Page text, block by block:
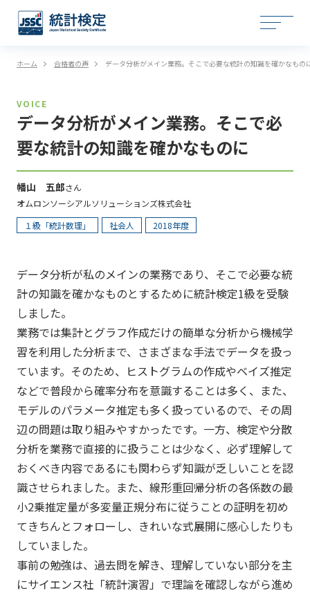
ホーム 合格者の声 データ分析がメイン業務。そこで必要な統計の知識を確かなもの
VOICE
データ分析がメイン業務。そこで必
要な統計の知識を確かなものに
幡山 五郎さん
オムロンソーシアルソリューションズ株式会社
１級「統計数理」
社会人 2018年度
データ分析が私のメインの業務であり、そこで必要な統
計の知識を確かなものとするために統計検定1級を受験
しました。
業務では集計とグラフ作成だけの簡単な分析から機械学
習を利用した分析まで、さまざまな手法でデータを扱っ
ています。そのため、ヒストグラムの作成やベイズ推定
などで普段から確率分布を意識することは多く、また、
モデルのパラメータ推定も多く扱っているので、その周
辺の問題は取り組みやすかったです。一方、検定や分散
分析を業務で直接的に扱うことは少なく、必ず理解して
おくべき内容であるにも関わらず知識が乏しいことを認
識させられました。また、線形重回帰分析の各係数の最
小2乗推定量が多変量正規分布に従うことの証明を初め
てきちんとフォローし、きれいな式展開に感心したりも
していました。
事前の勉強は、過去問を解き、理解していない部分を主
にサイエンス社「統計演習」で理論を確認しながら進め